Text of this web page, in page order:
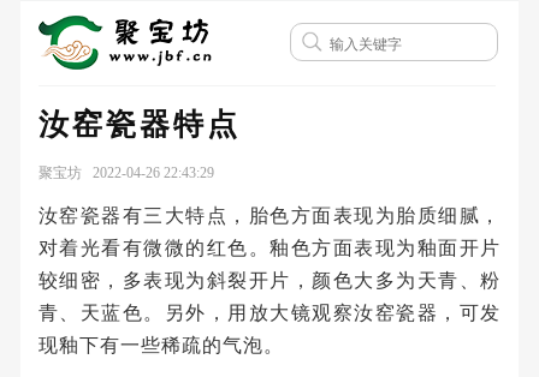
汝窑瓷器特点
聚宝坊 2022-04-26 22:43:29
汝窑瓷器有三大特点，胎色方面表现为胎质细腻，
对着光看有微微的红色。釉色方面表现为釉面开片
较细密，多表现为斜裂开片，颜色大多为天青、粉
青、天蓝色。另外，用放大镜观察汝窑瓷器，可发
现釉下有一些稀疏的气泡。